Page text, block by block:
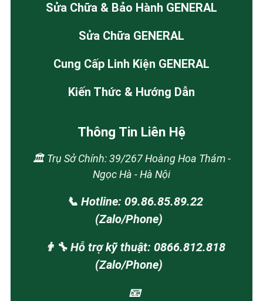
Sửa Chữa & Bảo Hành GENERAL
Sửa Chữa GENERAL
Cung Cấp Linh Kiện GENERAL
Kiến Thức & Hướng Dẫn
Thông Tin Liên Hệ
🏛️ Trụ Sở Chính: 39/267 Hoàng Hoa Thám -
Ngọc Hà - Hà Nội
📞 Hotline: 09.86.85.89.22
(Zalo/Phone)
👨‍🔧 Hỗ trợ kỹ thuật: 0866.812.818
(Zalo/Phone)
📧